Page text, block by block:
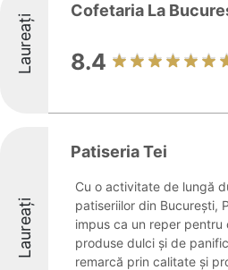
Laureați
Cofetaria La
8.4
Laureați
Patiseria Tei
Cu o activitate de lungă
patiseriilor din București,
impus ca un reper pentru
produse dulci și de
remarcă prin calitate și